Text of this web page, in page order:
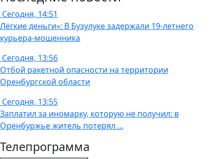
Сегодня, 14:51
Лёгкие деньги»: В Бузулуке задержали 19-летнего
курьера-мошенника
Сегодня, 13:56
Отбой ракетной опасности на территории
Оренбургской области
Сегодня, 13:55
Заплатил за иномарку, которую не получил: в
Оренбуржье житель потерял ...
Телепрограмма